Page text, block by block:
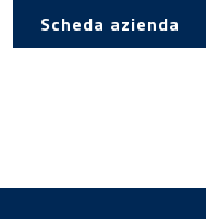
Scheda azienda